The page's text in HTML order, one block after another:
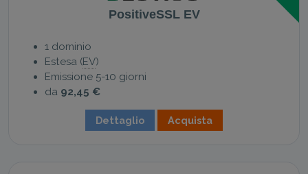
PositiveSSL EV
1 dominio
Estesa (EV)
Emissione 5-10 giorni
da 92,45 €
Dettaglio Acquista